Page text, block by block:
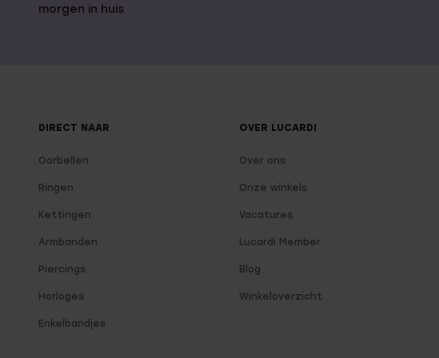
morgen in huis
DIRECT NAAR
Oorbellen
Ringen
Kettingen
Armbanden
Piercings
Horloges
Enkelbandjes
OVER LUCARDI
Over ons
Onze winkels
Vacatures
Lucardi Member
Blog
Winkeloverzicht